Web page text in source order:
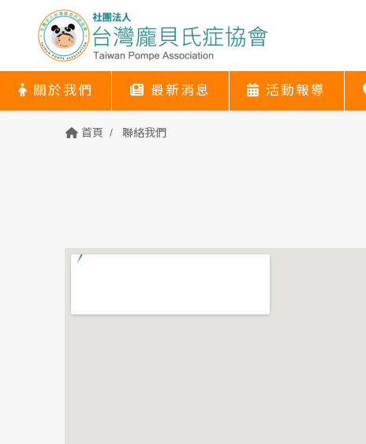
關於我們
關於我們
協會簡介 最新消息
最新消息 活動報導
活動報導
首頁 聯絡我們